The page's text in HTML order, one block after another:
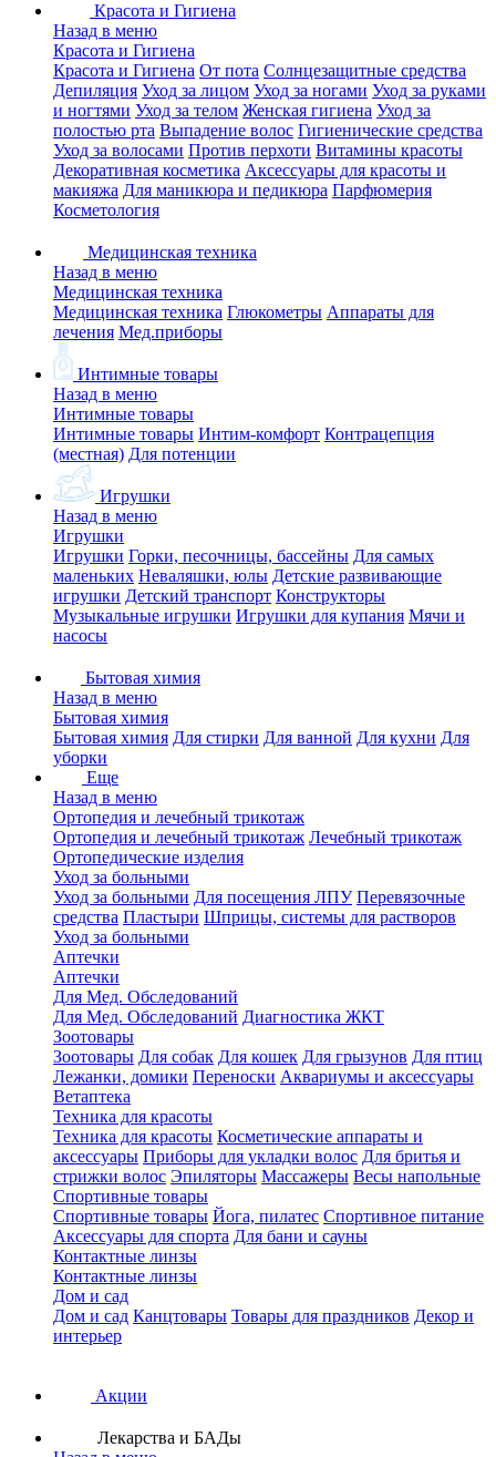
Красота и Гигиена
Назад в меню
Красота и Гигиена
Красота и Гигиена От пота Солнцезащитные средства
Депиляция Уход за лицом Уход за ногами Уход за руками
и ногтями Уход за телом Женская гигиена Уход за
полостью рта Выпадение волос Гигиенические средства
Уход за волосами Против перхоти Витамины красоты
Декоративная косметика Аксессуары для красоты и
макияжа Для маникюра и педикюра Парфюмерия
Косметология
Медицинская техника
Назад в меню
Медицинская техника
Медицинская техника Глюкометры Аппараты для
лечения Мед.приборы
Интимные товары
Назад в меню
Интимные товары
Интимные товары Интим-комфорт Контрацепция
(местная) Для потенции
Игрушки
Назад в меню
Игрушки
Игрушки Горки, песочницы, бассейны Для самых
маленьких Неваляшки, юлы Детские развивающие
игрушки Детский транспорт Конструкторы
Музыкальные игрушки Игрушки для купания Мячи и
насосы
Бытовая химия
Назад в меню
Бытовая химия
Бытовая химия Для стирки Для ванной Для кухни Для
уборки
Еще
Назад в меню
Ортопедия и лечебный трикотаж
Ортопедия и лечебный трикотаж Лечебный трикотаж
Ортопедические изделия
Уход за больными
Уход за больными Для посещения ЛПУ Перевязочные
средства Пластыри Шприцы, системы для растворов
Уход за больными
Аптечки
Аптечки
Для Мед. Обследований
Для Мед. Обследований Диагностика ЖКТ
Зоотовары
Зоотовары Для собак Для кошек Для грызунов Для птиц
Лежанки, домики Переноски Аквариумы и аксессуары
Ветаптека
Техника для красоты
Техника для красоты Косметические аппараты и
аксессуары Приборы для укладки волос Для бритья и
стрижки волос Эпиляторы Массажеры Весы напольные
Спортивные товары
Спортивные товары Йога, пилатес Спортивное питание
Аксессуары для спорта Для бани и сауны
Контактные линзы
Контактные линзы
Дом и сад
Дом и сад Канцтовары Товары для праздников Декор и
интерьер
Акции
Лекарства и БАДы